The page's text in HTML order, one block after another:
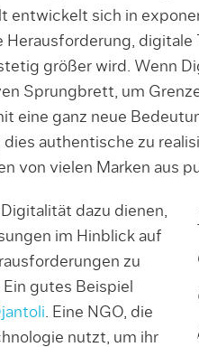
entwickelt sich in
Herausforderung,
größer wird. Wenn
Sprungbrett, um
eine ganz neue
dies authentische zu
von vielen Marken aus
Digitalität dazu dienen,
im Hinblick auf
zu
gutes Beispiel
. Eine NGO, die
nutzt, um ihr